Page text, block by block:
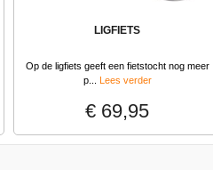
LIGFIETS
Op de ligfiets geeft een fietstocht nog meer
p... Lees verder
€ 69,95